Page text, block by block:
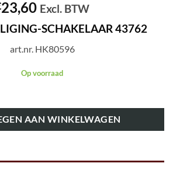
23,60 Excl. BTW
SCHAKELAAR 43762
art.nr. HK80596
Op voorraad
AAN WINKELWAGEN